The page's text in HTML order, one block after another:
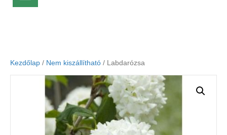
Kezdőlap / Nem kiszállítható / Labdarózsa